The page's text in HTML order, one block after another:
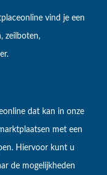
vind je een
zeilboten,
dat kan in onze
met een
Hiervoor kunt u
de mogelijkheden